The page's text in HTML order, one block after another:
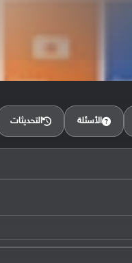
الأسئلة التحديثات